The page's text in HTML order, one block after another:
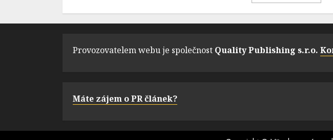
Provozovatelem webu je společnost Quality Publishing s.r.o.
Máte zájem o PR článek?